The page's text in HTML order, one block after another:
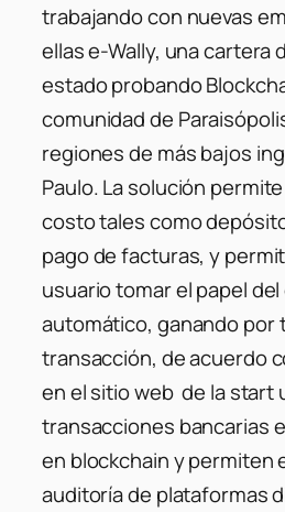
trabajando con nuevas
ellas e-Wally, una cartera
estado probando
comunidad de
regiones de más bajos
Paulo. La solución
costo tales como
pago de facturas, y
usuario tomar el papel
automático, ganando por
transacción, de acuerdo
en el sitio web de la start
transacciones bancarias
en blockchain y permiten
auditoría de plataformas